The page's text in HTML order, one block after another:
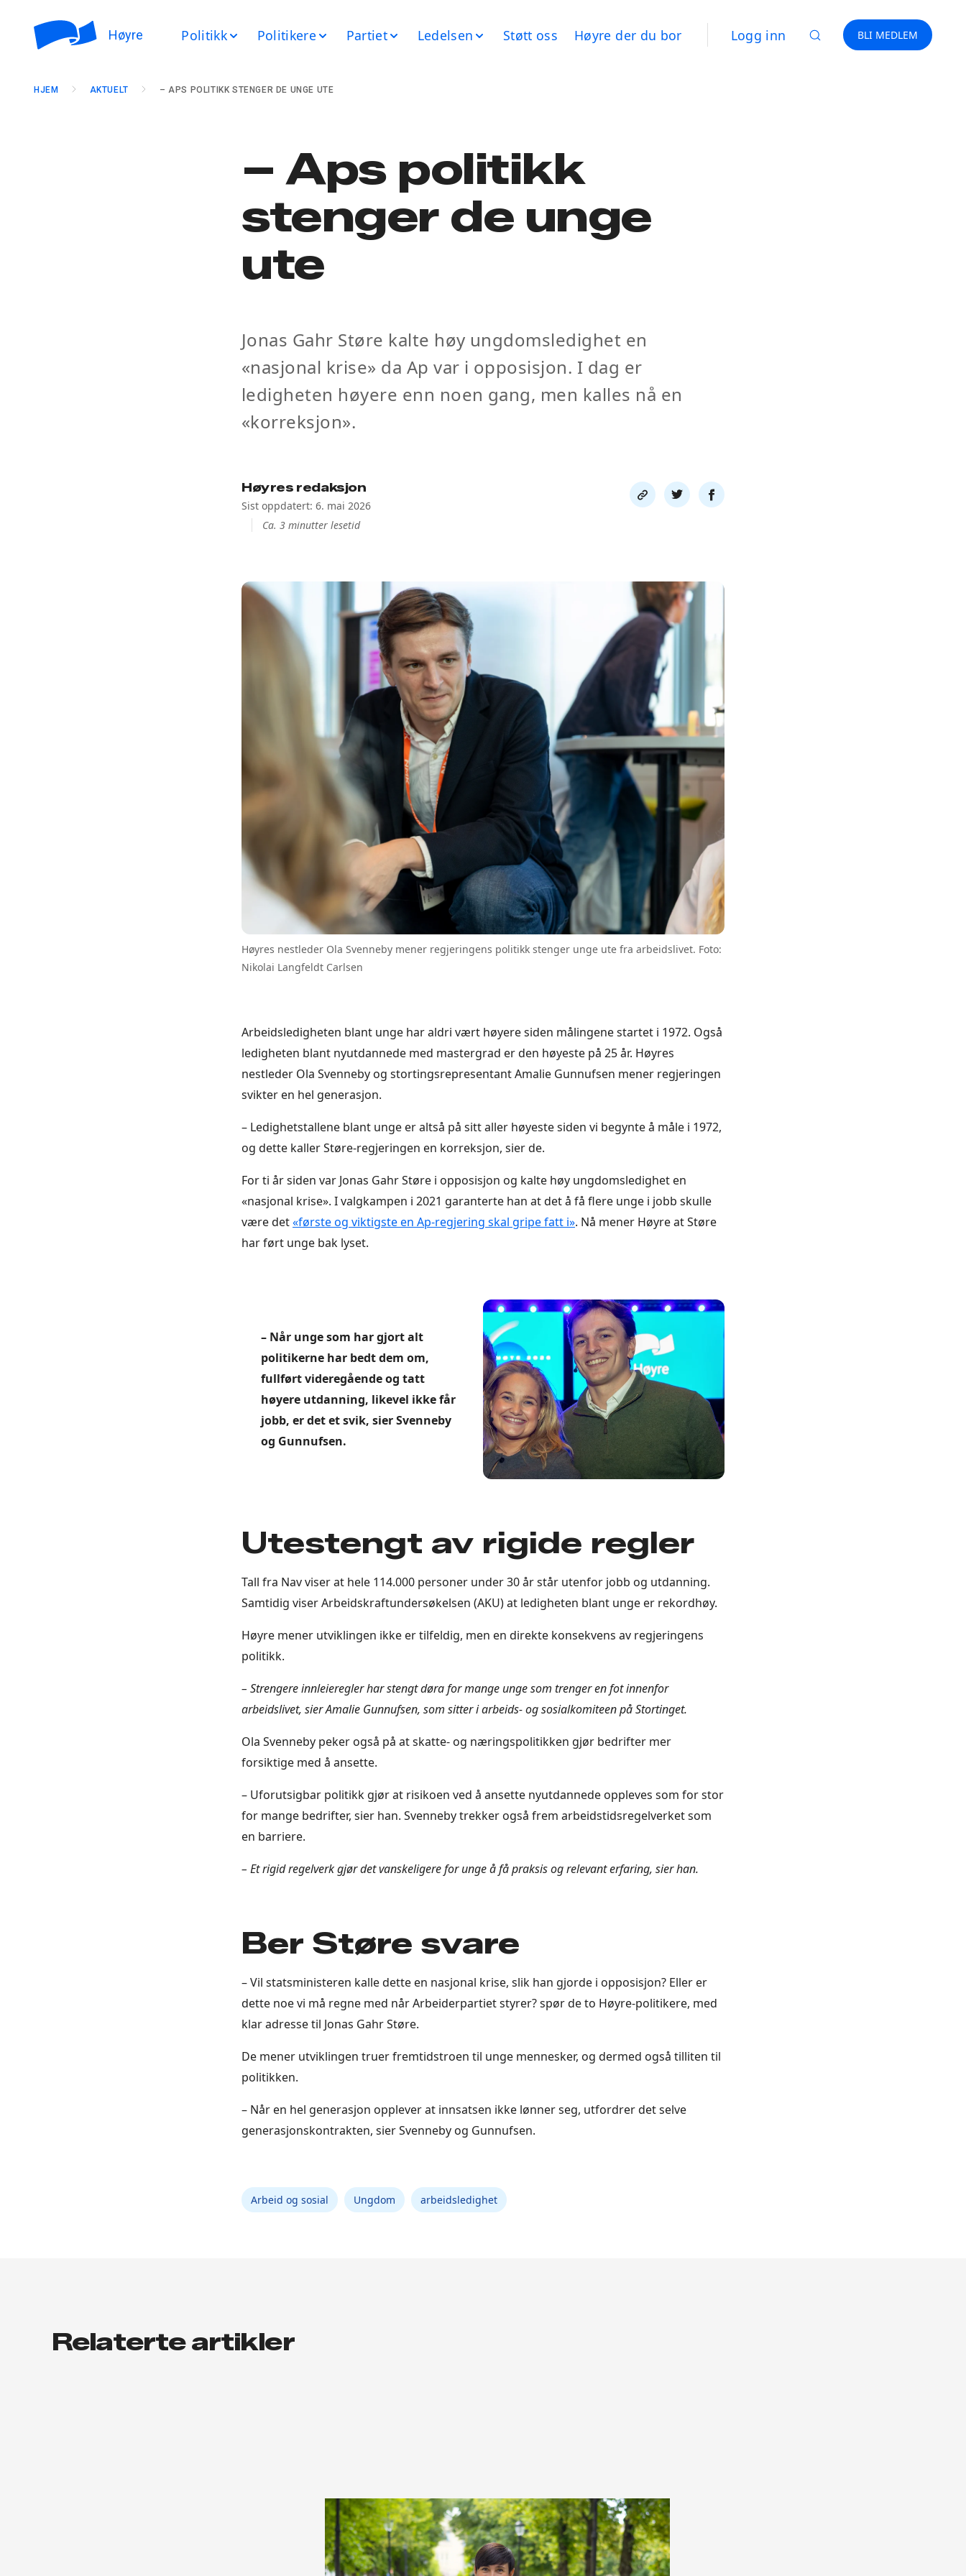
Høyre Politikk Politikere Partiet Ledelsen Støtt oss Høyre der du bor Logg inn BLI MEDLEM
HJEM AKTUELT – APS POLITIKK STENGER DE UNGE UTE
– Aps politikk
stenger de unge
ute
Jonas Gahr Støre kalte høy ungdomsledighet en
«nasjonal krise» da Ap var i opposisjon. I dag er
ledigheten høyere enn noen gang, men kalles nå en
«korreksjon».
Høyres redaksjon
Sist oppdatert: 6. mai 2026
Ca. 3 minutter lesetid
Del
link
Del
på
Del
på
Høyres nestleder Ola Svenneby mener regjeringens politikk stenger unge ute fra arbeidslivet. Foto:
Nikolai Langfeldt Carlsen
Arbeidsledigheten blant unge har aldri vært høyere siden målingene startet i 1972. Også
ledigheten blant nyutdannede med mastergrad er den høyeste på 25 år. Høyres
nestleder Ola Svenneby og stortingsrepresentant Amalie Gunnufsen mener regjeringen
svikter en hel generasjon.
– Ledighetstallene blant unge er altså på sitt aller høyeste siden vi begynte å måle i 1972,
og dette kaller Støre-regjeringen en korreksjon, sier de.
For ti år siden var Jonas Gahr Støre i opposisjon og kalte høy ungdomsledighet en
«nasjonal krise». I valgkampen i 2021 garanterte han at det å få flere unge i jobb skulle
være det«første og viktigste en Ap-regjering skal gripe fatt i». Nå mener Høyre at Støre
har ført unge bak lyset.
– Når unge som har gjort alt
politikerne har bedt dem om,
fullført videregående og tatt
høyere utdanning, likevel ikke får
jobb, er det et svik, sier Svenneby
og Gunnufsen.
Utestengt av rigide regler
Tall fra Nav viser at hele 114.000 personer under 30 år står utenfor jobb og utdanning.
Samtidig viser Arbeidskraftundersøkelsen (AKU) at ledigheten blant unge er rekordhøy.
Høyre mener utviklingen ikke er tilfeldig, men en direkte konsekvens av regjeringens
politikk.
– Strengere innleieregler har stengt døra for mange unge som trenger en fot innenfor
arbeidslivet, sier Amalie Gunnufsen, som sitter i arbeids- og sosialkomiteen på Stortinget.
Ola Svenneby peker også på at skatte- og næringspolitikken gjør bedrifter mer
forsiktige med å ansette.
– Uforutsigbar politikk gjør at risikoen ved å ansette nyutdannede oppleves som for stor
for mange bedrifter, sier han. Svenneby trekker også frem arbeidstidsregelverket som
en barriere.
– Et rigid regelverk gjør det vanskeligere for unge å få praksis og relevant erfaring, sier han.
Ber Støre svare
– Vil statsministeren kalle dette en nasjonal krise, slik han gjorde i opposisjon? Eller er
dette noe vi må regne med når Arbeiderpartiet styrer? spør de to Høyre-politikere, med
klar adresse til Jonas Gahr Støre.
De mener utviklingen truer fremtidstroen til unge mennesker, og dermed også tilliten til
politikken.
– Når en hel generasjon opplever at innsatsen ikke lønner seg, utfordrer det selve
generasjonskontrakten, sier Svenneby og Gunnufsen.
Arbeid og sosial Ungdom arbeidsledighet
Relaterte artikler